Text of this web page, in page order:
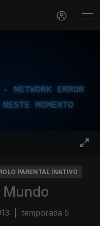
NETWORK ERROR
MOMENTO
PARENTAL INATIVO
Mundo
temporada 5